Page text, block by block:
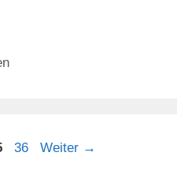
Seite
36 Weiter →